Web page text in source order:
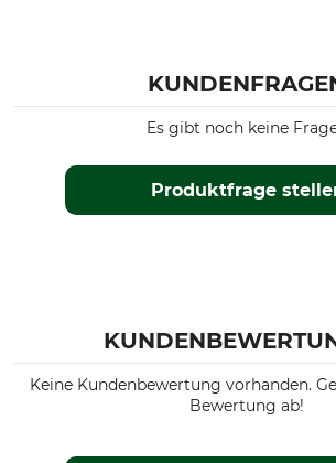
Produktfrage
Es gibt noch keine
Keine Kundenbewertung vorhanden.
Bewertung ab!